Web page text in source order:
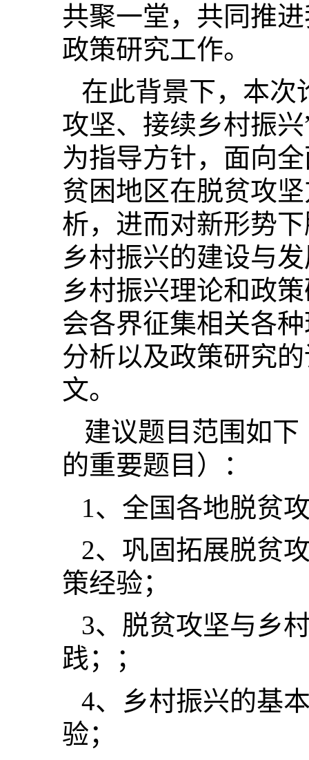
共聚一堂，共同推
政策研究工作。
在此背景下，本次
攻坚、接续乡村振
为指导方针，面向
贫困地区在脱贫攻
析，进而对新形势
乡村振兴的建设与
乡村振兴理论和政
会各界征集相关各
分析以及政策研究
文。
建议题目范围如
的重要题目）：
1、全国各地脱贫
2、 巩固拓展脱贫
策经验；
3、脱贫攻坚与乡
践；；
4、乡村振兴的基
验；